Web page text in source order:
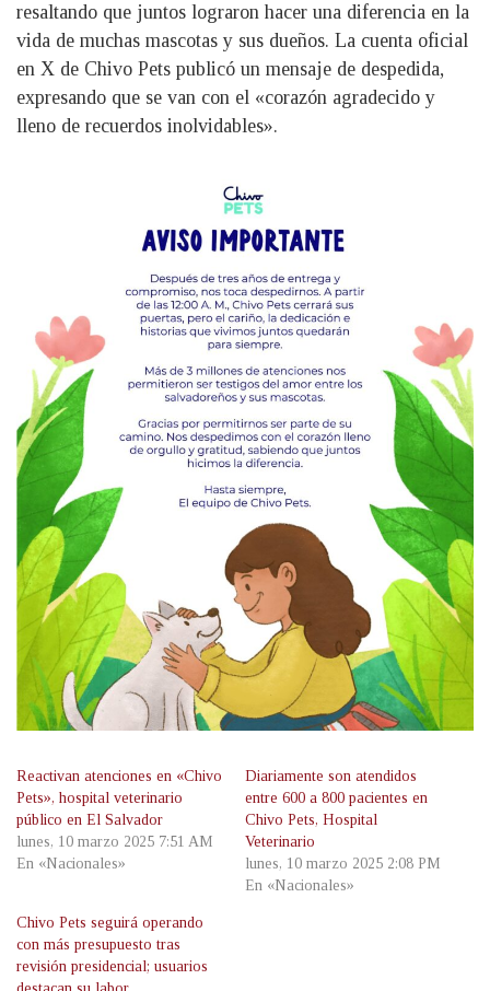
resaltando que juntos lograron hacer una diferencia en la
vida de muchas mascotas y sus dueños. La cuenta oficial
en X de Chivo Pets publicó un mensaje de despedida,
expresando que se van con el «corazón agradecido y
lleno de recuerdos inolvidables».
Reactivan atenciones en «Chivo
Pets», hospital veterinario
público en El Salvador
lunes, 10 marzo 2025 7:51 AM
En «Nacionales»
Diariamente son atendidos
entre 600 a 800 pacientes en
Chivo Pets, Hospital
Veterinario
lunes, 10 marzo 2025 2:08 PM
En «Nacionales»
Chivo Pets seguirá operando
con más presupuesto tras
revisión presidencial; usuarios